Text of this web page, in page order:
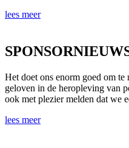
lees meer
Het doet ons enorm goed om
geloven in de heropleving van
ook met plezier melden dat we
lees meer